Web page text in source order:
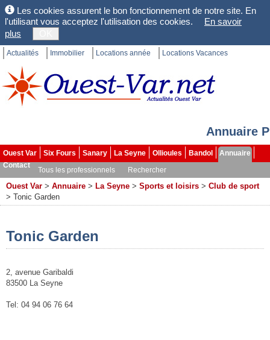
Les cookies assurent le bon fonctionnement de notre site. En
l'utilisant vous acceptez l'utilisation des cookies.
En savoir
plus
Actualités Immobilier Locations année Locations Vacances
Annuaire
Ouest Var Six Fours Sanary La Seyne Ollioules Bandol
Annuaire
Contact
Tous les professionnels Rechercher
Ouest Var > Annuaire > La Seyne > Sports et loisirs > Club de sport
> Tonic Garden
Tonic Garden
2, avenue Garibaldi
83500 La Seyne
Tel: 04 94 06 76 64